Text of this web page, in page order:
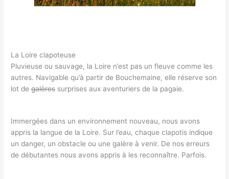
La Loire clapoteuse
Pluvieuse ou sauvage, la Loire n’est pas un fleuve comme les
autres. Navigable qu’à partir de Bouchemaine, elle réserve son
lot degalères surprises aux aventuriers de la pagaie.
Immergées dans un environnement nouveau, nous avons
appris la langue de la Loire. Sur l’eau, chaque clapotis indique
un danger, un obstacle ou une galère à venir. De nos erreurs
de débutantes nous avons appris à les reconnaître. Parfois.